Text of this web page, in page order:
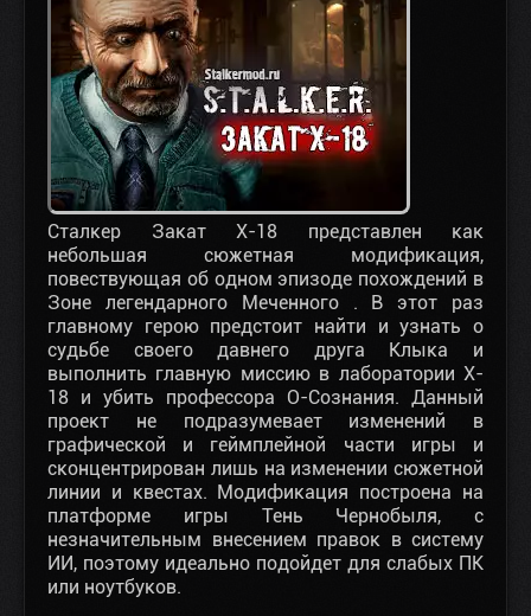
Сталкер Закат X-18 представлен как
небольшая сюжетная модификация,
повествующая об одном эпизоде похождений в
Зоне легендарного Меченного . В этот раз
главному герою предстоит найти и узнать о
судьбе своего давнего друга Клыка и
выполнить главную миссию в лаборатории X-
18 и убить профессора О-Сознания. Данный
проект не подразумевает изменений в
графической и геймплейной части игры и
сконцентрирован лишь на изменении сюжетной
линии и квестах. Модификация построена на
платформе игры Тень Чернобыля, с
незначительным внесением правок в систему
ИИ, поэтому идеально подойдет для слабых ПК
или ноутбуков.